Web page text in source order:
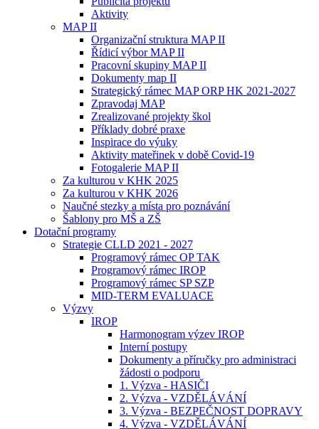
Aktivity
MAP II
Organizační struktura MAP II
Řídicí výbor MAP II
Pracovní skupiny MAP II
Dokumenty map II
Strategický rámec MAP ORP HK 2021-2027
Zpravodaj MAP
Zrealizované projekty škol
Příklady dobré praxe
Inspirace do výuky
Aktivity mateřinek v době Covid-19
Fotogalerie MAP II
Za kulturou v KHK 2025
Za kulturou v KHK 2026
Naučné stezky a místa pro poznávání
Šablony pro MŠ a ZŠ
Dotační programy
Strategie CLLD 2021 - 2027
Programový rámec OP TAK
Programový rámec IROP
Programový rámec SP SZP
MID-TERM EVALUACE
Výzvy
IROP
Harmonogram výzev IROP
Interní postupy
Dokumenty a příručky pro administraci
žádosti o podporu
1. Výzva - HASIČI
2. Výzva - VZDĚLÁVÁNÍ
3. Výzva - BEZPEČNOST DOPRAVY
4. Výzva - VZDĚLÁVÁNÍ